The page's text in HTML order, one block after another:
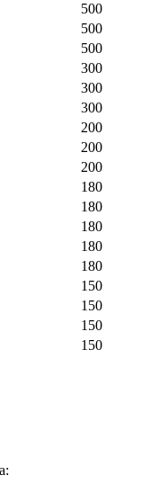
500
500
500
300
300
300
200
200
200
180
180
180
180
180
150
150
150
150
: